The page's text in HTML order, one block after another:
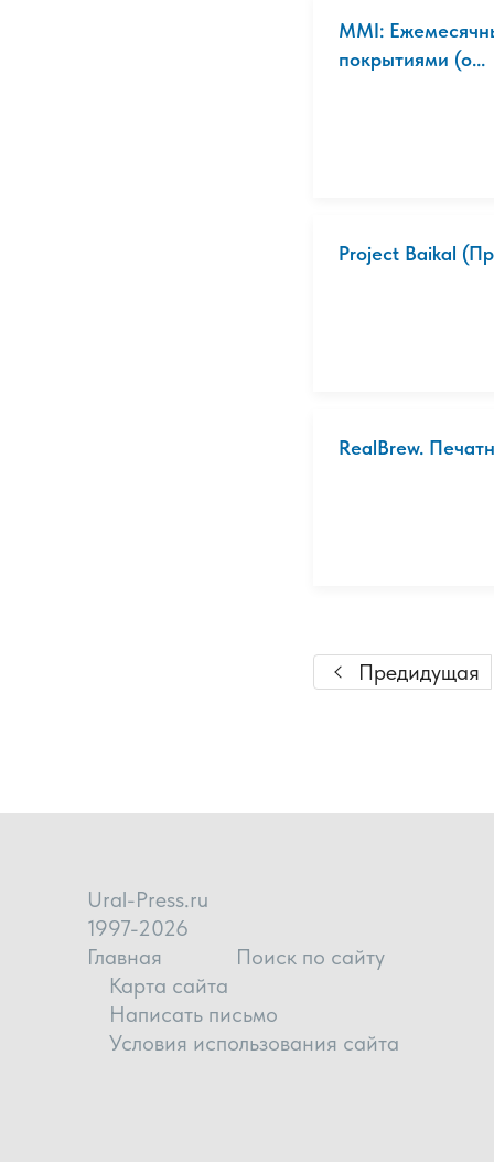
MMI:
покрытиями (о...
Project Baikal
RealBrew.
Предидущая
Ural-Press.ru
1997-2026
Главная
Поиск по сайту
Карта сайта
Написать письмо
Условия использования сайта